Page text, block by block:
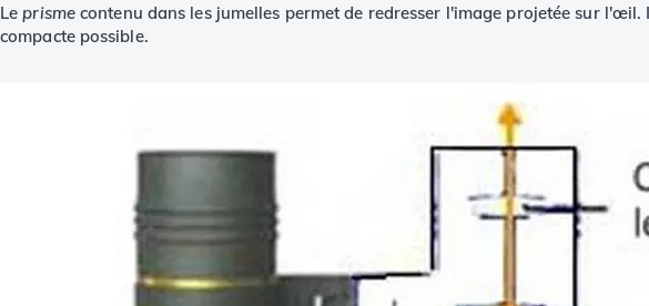
Le prismecontenu dans les jumelles permet de redresser l'image projetée sur
compacte possible.